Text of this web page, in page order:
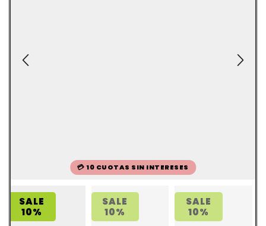
💳 10 CUOTAS SIN INTERESES
SALE
10%
SALE
10%
SALE
10%